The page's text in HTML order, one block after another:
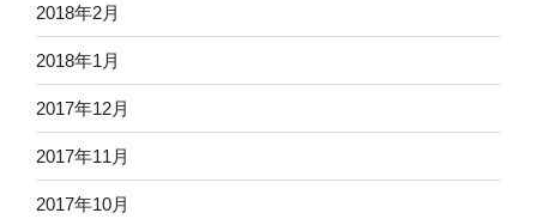
2018年2月
2018年1月
2017年12月
2017年11月
2017年10月